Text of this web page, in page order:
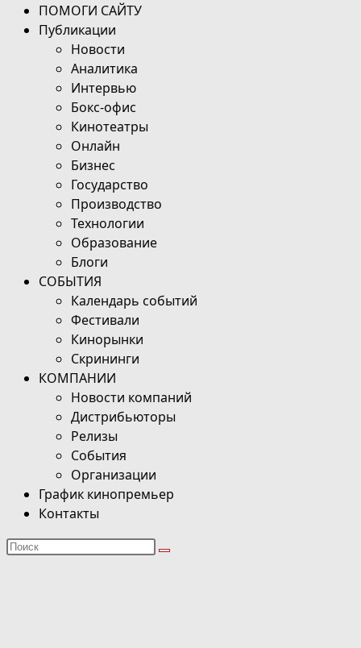
ПОМОГИ САЙТУ
Публикации
Новости
Аналитика
Интервью
Бокс-офис
Кинотеатры
Онлайн
Бизнес
Государство
Производство
Технологии
Образование
Блоги
СОБЫТИЯ
Календарь событий
Фестивали
Кинорынки
Скрининги
КОМПАНИИ
Новости компаний
Дистрибьюторы
Релизы
События
Организации
График кинопремьер
Контакты
Поиск